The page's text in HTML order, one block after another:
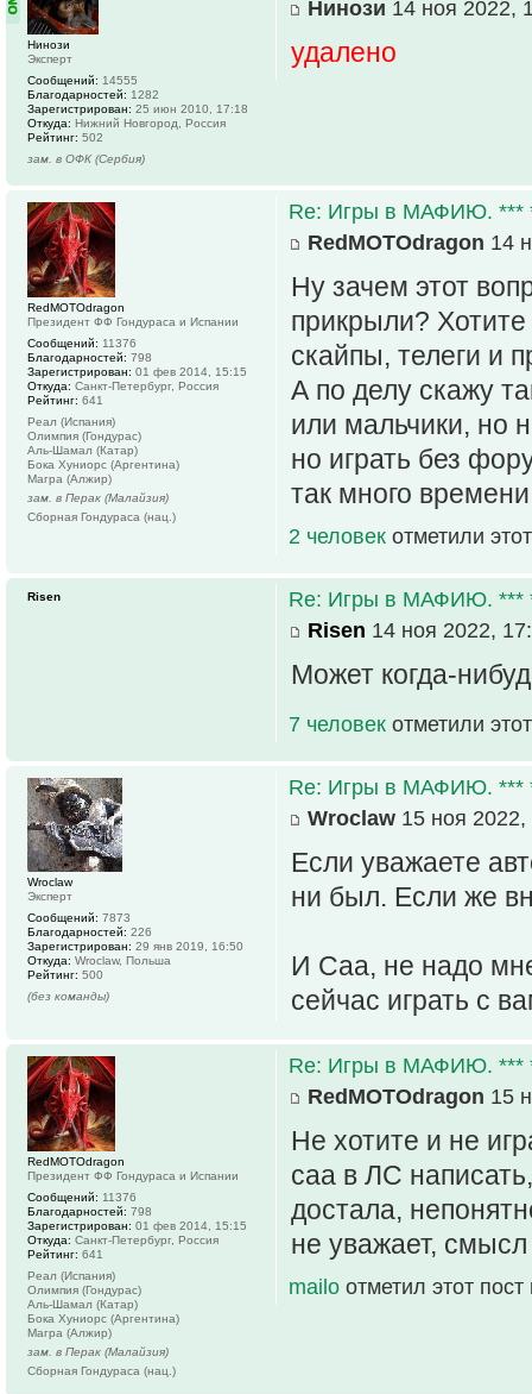
Нинози 14 ноя 2022,
удалено
Нинози
Эксперт
Сообщений: 14555
Благодарностей: 1282
Зарегистрирован: 25 июн 2010, 17:18
Откуда: Нижний Новгород, Россия
Рейтинг: 502
зам. в ОФК (Сербия)
Re: Игры в МАФИЮ. ***
RedMOTOdragon 14
Ну зачем этот
прикрыли?
скайпы, телеги и
А по делу скажу
или мальчики, но
но играть без
так много
2 человек отметили
RedMOTOdragon
Президент ФФ Гондураса и Испании
Сообщений: 11376
Благодарностей: 798
Зарегистрирован: 01 фев 2014, 15:15
Откуда: Санкт-Петербург, Россия
Рейтинг: 641
Реал (Испания)
Олимпия (Гондурас)
Аль-Шамал (Катар)
Бока Хуниорс (Аргентина)
Магра (Алжир)
зам. в Перак (Малайзия)
Сборная Гондураса (нац.)
Re: Игры в МАФИЮ. ***
Risen 14 ноя 2022,
Может когда-
7 человек отметили
Risen
Re: Игры в МАФИЮ. ***
Wroclaw 15 ноя 2022,
Если уважаете
ни был. Если же
И Саа, не надо
сейчас играть с
Wroclaw
Эксперт
Сообщений: 7873
Благодарностей: 226
Зарегистрирован: 29 янв 2019, 16:50
Откуда: Wroclaw, Польша
Рейтинг: 500
(без команды)
Re: Игры в МАФИЮ. ***
RedMOTOdragon 15
Не хотите и не
саа в ЛС
достала,
не уважает,
mailo отметил этот
RedMOTOdragon
Президент ФФ Гондураса и Испании
Сообщений: 11376
Благодарностей: 798
Зарегистрирован: 01 фев 2014, 15:15
Откуда: Санкт-Петербург, Россия
Рейтинг: 641
Реал (Испания)
Олимпия (Гондурас)
Аль-Шамал (Катар)
Бока Хуниорс (Аргентина)
Магра (Алжир)
зам. в Перак (Малайзия)
Сборная Гондураса (нац.)